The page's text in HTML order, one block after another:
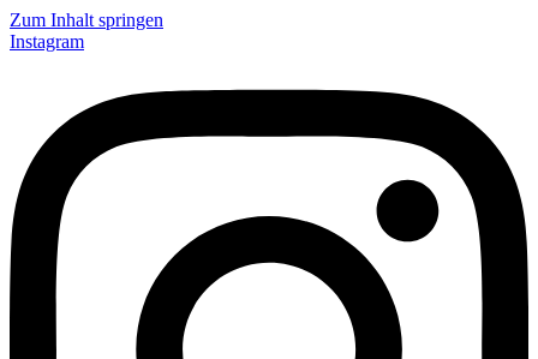
Zum Inhalt springen
Instagram